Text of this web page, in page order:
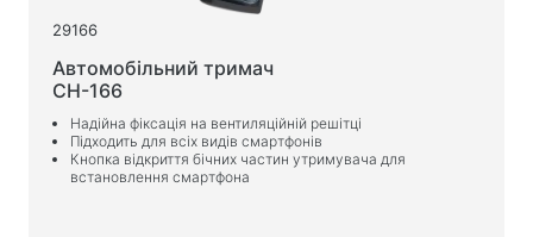
Сумки-органайзери
Автотримачі
Рюкзаки для навчання та відпочинку
Чистячі засоби
Засоби безконтактного очищення
29166
Автомобільний тримач
CH-166
Надійна фіксація на вентиляційній решітці
Підходить для всіх видів смартфонів
Кнопка відкриття бічних частин утримувача для
встановлення смартфона